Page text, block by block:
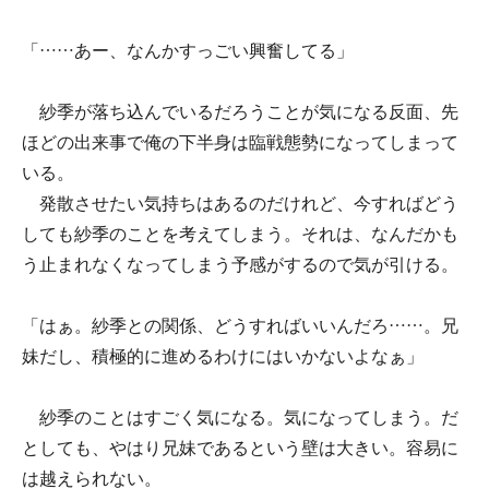
「……あー、なんかすっごい興奮してる」
紗季が落ち込んでいるだろうことが気になる反面、先
ほどの出来事で俺の下半身は臨戦態勢になってしまって
いる。
発散させたい気持ちはあるのだけれど、今すればどう
しても紗季のことを考えてしまう。それは、なんだかも
う止まれなくなってしまう予感がするので気が引ける。
「はぁ。紗季との関係、どうすればいいんだろ……。兄
妹だし、積極的に進めるわけにはいかないよなぁ」
紗季のことはすごく気になる。気になってしまう。だ
としても、やはり兄妹であるという壁は大きい。容易に
は越えられない。